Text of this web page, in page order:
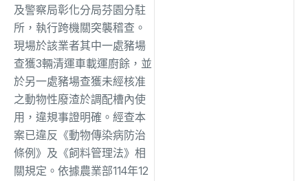
及警察局彰化分局芬園分駐
所，執行跨機關突襲稽查。
現場於該業者其中一處豬場
查獲3輛清運車載運廚餘，並
於另一處豬場查獲未經核准
之動物性廢渣於調配槽內使
用，違規事證明確。經查本
案已違反《動物傳染病防治
條例》及《飼料管理法》相
關規定。依據農業部114年12